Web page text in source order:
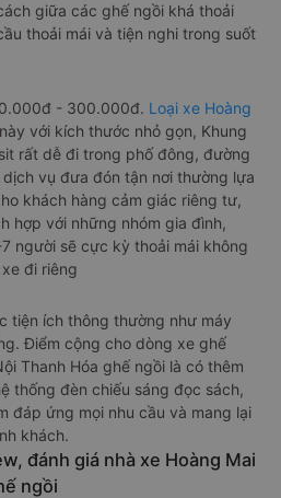
giữa các ghế ngồi khá thoải
thoải mái và tiện nghi trong suốt
- 300.000đ. Loại xe Hoàng
này với kích thước nhỏ gọn, Khung
rất dễ đi trong phố đông, đường
vụ đưa đón tận nơi thường lựa
khách hàng cảm giác riêng tư,
hợp với những nhóm gia đình,
người sẽ cực kỳ thoải mái không
đi riêng
tiện ích thông thường như máy
Điểm cộng cho dòng xe ghế
Thanh Hóa ghế ngồi là có thêm
thống đèn chiếu sáng đọc sách,
đáp ứng mọi nhu cầu và mang lại
khách.
đánh giá nhà xe Hoàng Mai
ngồi